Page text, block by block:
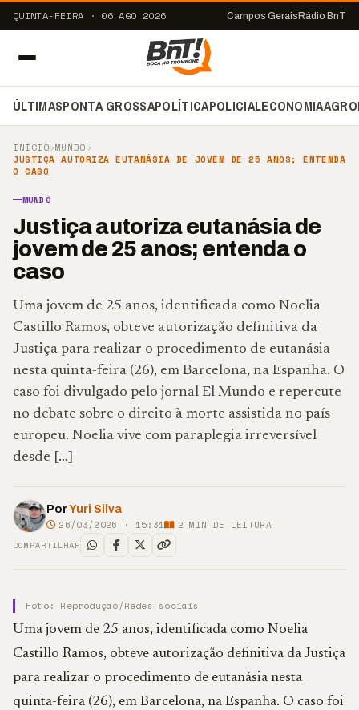
QUINTA-FEIRA · 06 AGO 2026 Campos Gerais Rádio BnT
ÚLTIMASPONTA GROSSAPOLÍTICAPOLICIALECONOMIA
INÍCIO›MUNDO ›
JUSTIÇA AUTORIZA EUTANÁSIA DE JOVEM DE 25 ANOS; ENTENDA
O CASO
MUNDO
Justiça autoriza eutanásia de
jovem de 25 anos; entenda o
caso
Uma jovem de 25 anos, identificada como Noelia
Castillo Ramos, obteve autorização definitiva da
Justiça para realizar o procedimento de eutanásia
nesta quinta-feira (26), em Barcelona, na Espanha. O
caso foi divulgado pelo jornal El Mundo e repercute
no debate sobre o direito à morte assistida no país
europeu. Noelia vive com paraplegia irreversível
desde […]
PorYuri Silva
26/03/2026 · 15:31 2 MIN DE LEITURA
COMPARTILHAR
Foto: Reprodução/Redes sociais
Uma jovem de 25 anos, identificada como Noelia
Castillo Ramos, obteve autorização definitiva da Justiça
para realizar o procedimento de eutanásia nesta
quinta-feira (26), em Barcelona, na Espanha. O caso foi